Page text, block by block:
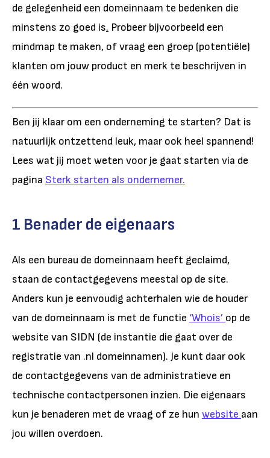
de gelegenheid een domeinnaam te bedenken die
minstens zo goed is. Probeer bijvoorbeeld een
mindmap te maken, of vraag een groep (potentiële)
klanten om jouw product en merk te beschrijven in
één woord.
Ben jij klaar om een onderneming te starten? Dat is
natuurlijk ontzettend leuk, maar ook heel spannend!
Lees wat jij moet weten voor je gaat starten via de
pagina Sterk starten als ondernemer.
1 Benader de eigenaars
Als een bureau de domeinnaam heeft geclaimd,
staan de contactgegevens meestal op de site.
Anders kun je eenvoudig achterhalen wie de houder
van de domeinnaam is met de functie ‘Whois’ op de
website van SIDN (de instantie die gaat over de
registratie van .nl domeinnamen). Je kunt daar ook
de contactgegevens van de administratieve en
technische contactpersonen inzien. Die eigenaars
kun je benaderen met de vraag of ze hun website aan
jou willen overdoen.